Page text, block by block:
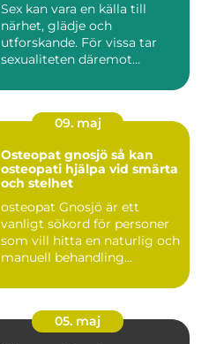
Sex kan vara en källa till
närhet, glädje och
utforskande. För vissa tar
sexualiteten däremot
09. maj
Osteopat gnosjö så kan
osteopati hjälpa vid smärta
och stelhet
osteopat Gnosjö är ett
vanligt sökord för personer
som vill hitta en naturlig och
manuell behandling...
05. maj